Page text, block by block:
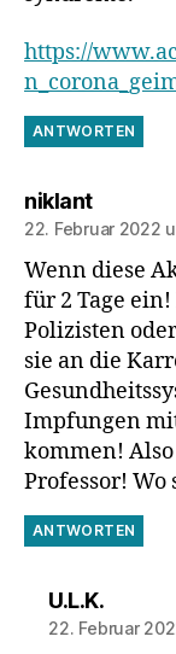
https://
ANTWORTEN
niklantsagt:
22. Februar 2022
Wenn diese
für 2 Tage
Polizisten
sie an die
Impfungen
kommen!
Professor! Wo
ANTWORTEN
U.L.K.sagt:
22. Februar